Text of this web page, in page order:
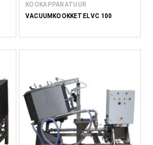
KOOKAPPARATUUR
VACUÜMKOOKKETEL VC 100